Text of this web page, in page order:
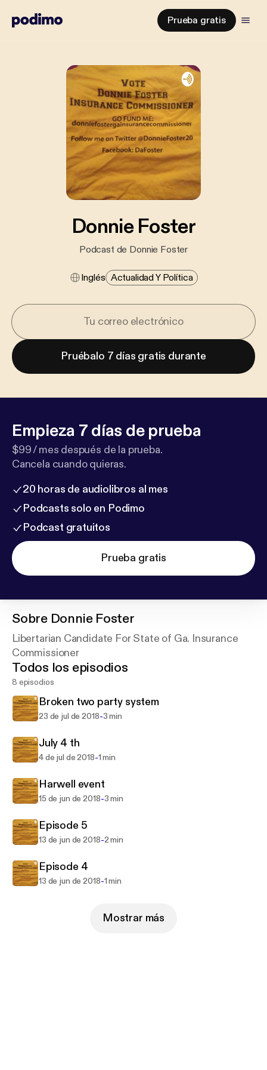
Prueba gratis
Donnie Foster
Podcast de Donnie Foster
Inglés Actualidad Y Política
Pruébalo 7 días gratis durante
Empieza 7 días de prueba
$99 / mes después de la prueba.
Cancela cuando quieras.
20 horas de audiolibros al mes
Podcasts solo en Podimo
Podcast gratuitos
Prueba gratis
Sobre Donnie Foster
Libertarian Candidate For State of Ga. Insurance
Commissioner
Todos los episodios
8 episodios
Broken two party system
23 de jul de 2018-3 min
July 4 th
4 de jul de 2018-1 min
Harwell event
15 de jun de 2018-3 min
Episode 5
13 de jun de 2018-2 min
Episode 4
13 de jun de 2018-1 min
Mostrar más